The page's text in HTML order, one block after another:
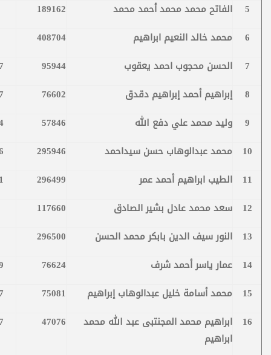
5
الفاتح محمد محمد أحمد محمد
189162
6
محمد خالد النعيم ابراهيم
408704
7
الحسن محجوب احمد يعقوب 95944
8
إبراهيم أحمد إبراهيم دقدق 76602
9
وليد محمد علي دفع الله 57846
10
محمد عبدالوهاب حسن سيداحمد 295946
11
الطيب ابراهيم أحمد عمر 296499
12
سعد محمد عادل بشير الصادق
117660
13
النور سيف الدين بابكر محمد الحسن
296500
14
عمار ياسر أحمد شرف 76624
15
محمد أسامة خليل عبدالوهاب إبراهيم 75081
16
ابراهيم محمد المجنتبى عبد الله محمد
ابراهيم
47076